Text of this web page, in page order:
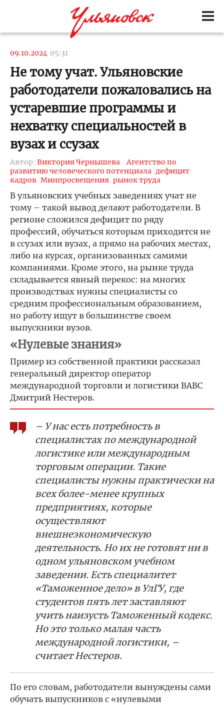
09.10.2024 05:31
Не тому учат. Ульяновские
работодатели пожаловались на
устаревшие программы и
нехватку специальностей в
вузах и ссузах
Автор: Виктория Чернышева
Агентство по
развитию человеческого потенциала дефицит
кадров Минпросвещения рынок труда
В ульяновских учебных заведениях учат не
тому – такой вывод делают работодатели. В
регионе сложился дефицит по ряду
профессий, обучаться которым приходится не
в ссузах или вузах, а прямо на рабочих местах,
либо на курсах, организованных самими
компаниями. Кроме этого, на рынке труда
складывается явный перекос: на многих
производствах нужны специалисты со
средним профессиональным образованием,
но работу ищут в большинстве своем
выпускники вузов.
«Нулевые знания»
Пример из собственной практики рассказал
генеральный директор оператор
международной торговли и логистики ВАВС
Дмитрий Нестеров.
– У нас есть потребность в
специалистах по международной
логистике или международным
торговым операции. Такие
специалисты нужны практически на
всех более-менее крупных
предприятиях, которые
осуществляют
внешнеэкономическую
деятельность. Но их не готовят ни в
одном ульяновском учебном
заведении. Есть специалитет
«Таможенное дело» в УлГУ, где
студентов пять лет заставляют
учить наизусть Таможенный кодекс.
Но это только малая часть
международной логистики, –
считает Нестеров.
По его словам, работодатели вынуждены сами
обучать выпускников с «нулевыми